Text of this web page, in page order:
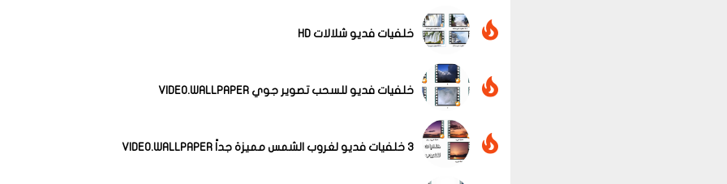
خلفيات فديو شلالات HD
خلفيات فديو للسحب تصوير جوي VIDEO.WALLPAPER
3 خلفيات فديو لغروب الشمس مميزة جداً VIDEO.WALLPAPER